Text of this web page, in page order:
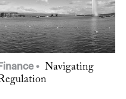
Finance
Navigating